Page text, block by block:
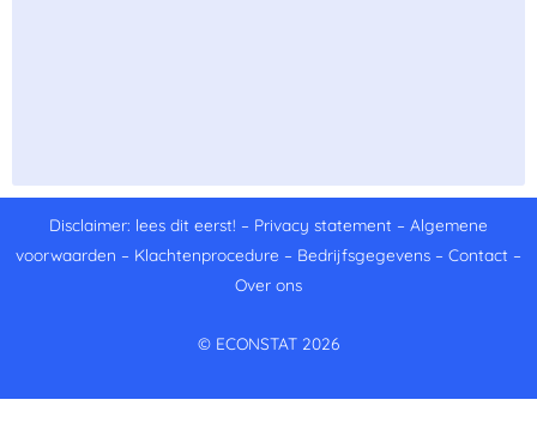
Disclaimer: lees dit eerst! – Privacy statement – Algemene
voorwaarden – Klachtenprocedure – Bedrijfsgegevens – Contact –
Over ons
© ECONSTAT 2026